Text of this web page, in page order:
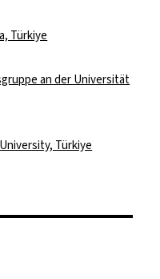
Türkiye
an der Universität
Türkiye